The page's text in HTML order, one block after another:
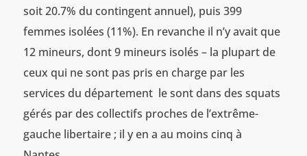
soit 20.7% du contingent annuel), puis 399
femmes isolées (11%). En revanche il n’y avait que
12 mineurs, dont 9 mineurs isolés – la plupart de
ceux qui ne sont pas pris en charge par les
services du département le sont dans des squats
gérés par des collectifs proches de l’extrême-
gauche libertaire ; il y en a au moins cinq à